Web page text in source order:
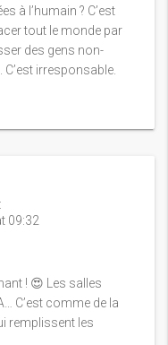
à l’humain ? C’est
tout le monde par
des gens non-
irresponsable.
09:32
! 😍 Les salles
C’est comme de la
remplissent les